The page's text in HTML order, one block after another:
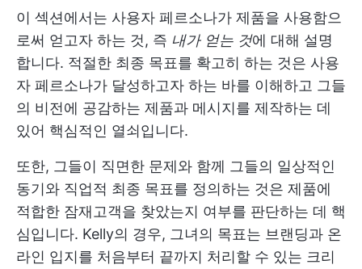
이 섹션에서는 사용자 페르소나가 제품을 사용함으
로써 얻고자 하는 것, 즉 내가 얻는 것에 대해 설명
합니다. 적절한 최종 목표를 확고히 하는 것은 사용
자 페르소나가 달성하고자 하는 바를 이해하고 그들
의 비전에 공감하는 제품과 메시지를 제작하는 데
있어 핵심적인 열쇠입니다.
또한, 그들이 직면한 문제와 함께 그들의 일상적인
동기와 직업적 최종 목표를 정의하는 것은 제품에
적합한 잠재고객을 찾았는지 여부를 판단하는 데 핵
심입니다. Kelly의 경우, 그녀의 목표는 브랜딩과 온
라인 입지를 처음부터 끝까지 처리할 수 있는 크리